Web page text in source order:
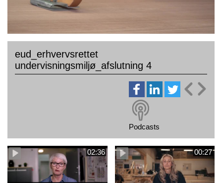
eud_erhvervsrettet
undervisningsmiljø_afslutning 4
Podcasts
02:36 00:27